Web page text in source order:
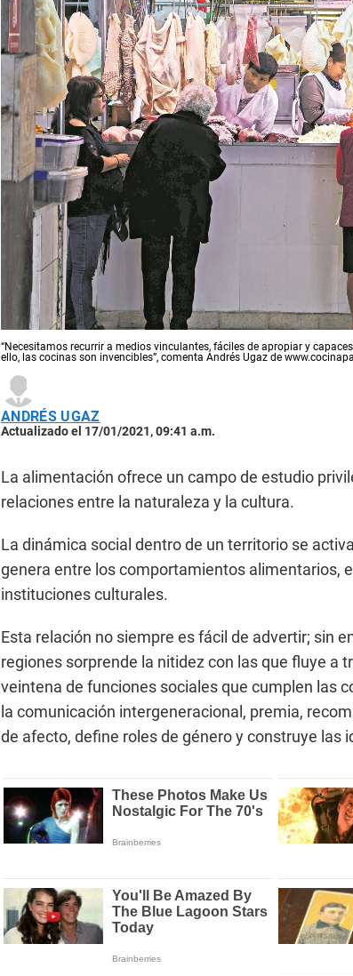
“Necesitamos recurrir a medios vinculantes, fáciles de apropiar y
ello, las cocinas son invencibles”, comenta Andrés Ugaz de
ANDRÉS UGAZ
Actualizado el 17/01/2021, 09:41 a.m.
La alimentación ofrece un campo de estudio
relaciones entre la naturaleza y la cultura.
La dinámica social dentro de un territorio se
genera entre los comportamientos alimentarios,
instituciones culturales.
Esta relación no siempre es fácil de advertir; sin
regiones sorprende la nitidez con las que fluye a
veintena de funciones sociales que cumplen las
la comunicación intergeneracional, premia,
de afecto, define roles de género y construye las